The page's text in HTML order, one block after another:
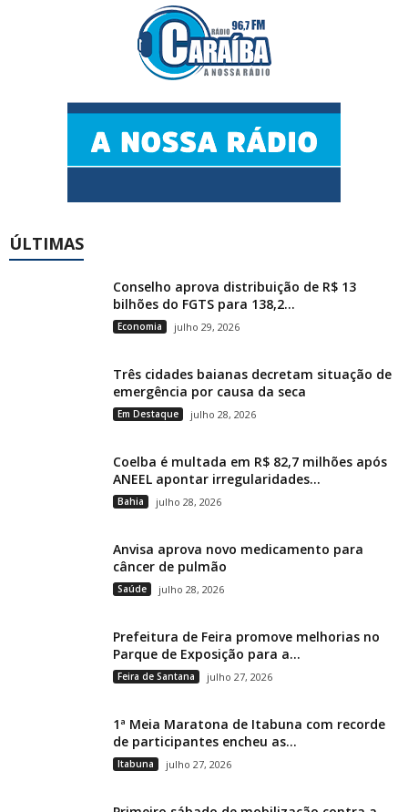
ÚLTIMAS
Conselho aprova distribuição de R$ 13
bilhões do FGTS para 138,2...
Economia julho 29, 2026
Três cidades baianas decretam situação de
emergência por causa da seca
Em Destaque julho 28, 2026
Coelba é multada em R$ 82,7 milhões após
ANEEL apontar irregularidades...
Bahia julho 28, 2026
Anvisa aprova novo medicamento para
câncer de pulmão
Saúde julho 28, 2026
Prefeitura de Feira promove melhorias no
Parque de Exposição para a...
Feira de Santana julho 27, 2026
1ª Meia Maratona de Itabuna com recorde
de participantes encheu as...
Itabuna julho 27, 2026